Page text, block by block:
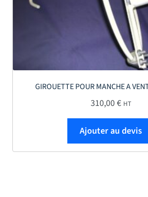
GIROUETTE POUR MANCHE A
310,00€ HT
Ajouter au devis